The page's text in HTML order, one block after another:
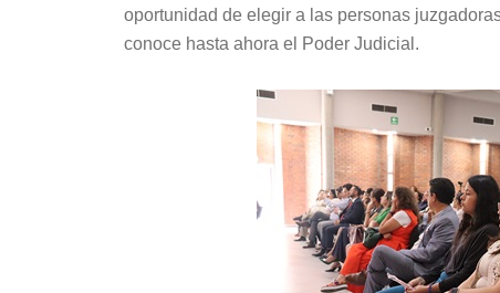
oportunidad de elegir a las personas
conoce hasta ahora el Poder Judicial.